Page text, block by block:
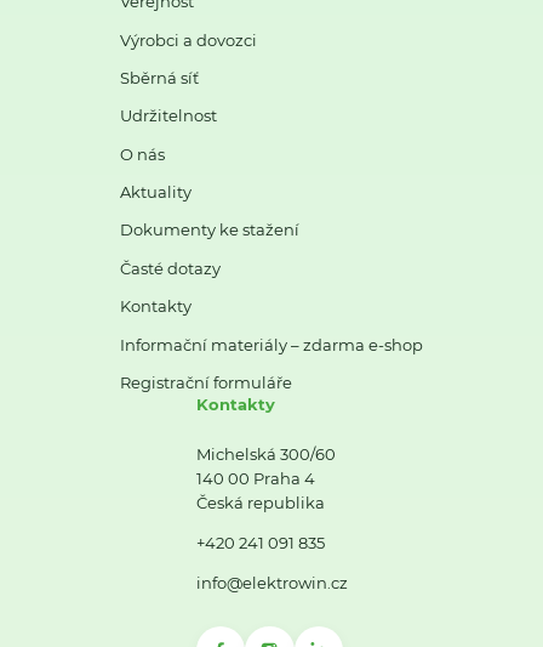
Výrobci a dovozci
Sběrná síť
Udržitelnost
O nás
Aktuality
Dokumenty ke stažení
Časté dotazy
Kontakty
Informační materiály – zdarma e-shop
Registrační formuláře
Kontakty
Michelská 300/60
140 00 Praha 4
Česká republika
+420 241 091 835
info@elektrowin.cz